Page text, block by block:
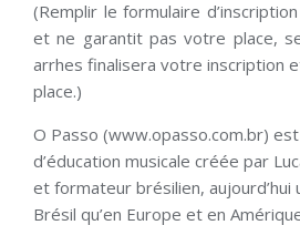
(Remplir le formulaire
et ne garantit pas votre place,
arrhes finalisera votre inscription
place.)
O Passo (www.opasso.com.br)
d’éducation musicale créée par
et formateur brésilien, aujourd’hui
Brésil qu’en Europe et en